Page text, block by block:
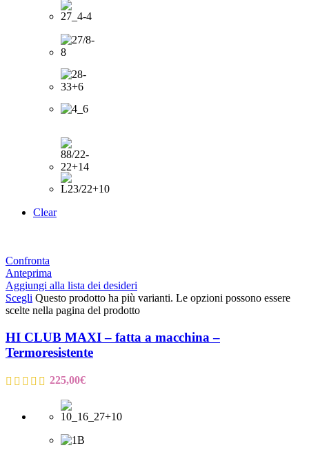
Clear
Confronta
Anteprima
Aggiungi alla lista dei desideri
Scegli Questo prodotto ha più varianti. Le opzioni possono essere
scelte nella pagina del prodotto
HI CLUB MAXI – fatta a macchina –
Termoresistente
225,00€